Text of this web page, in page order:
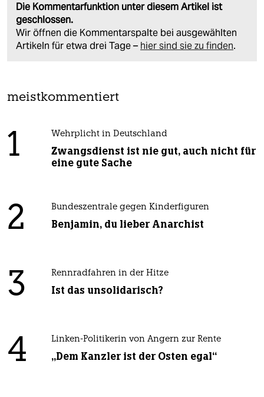
Die Kommentarfunktion unter diesem Artikel ist
geschlossen.
Wir öffnen die Kommentarspalte bei ausgewählten
Artikeln für etwa drei Tage – hier sind sie zu finden.
meistkommentiert
1 Wehrplicht in Deutschland
Zwangsdienst ist nie gut, auch nicht für
eine gute Sache
2 Bundeszentrale gegen Kinderfiguren
Benjamin, du lieber Anarchist
3 Rennradfahren in der Hitze
Ist das unsolidarisch?
4 Linken-Politikerin von Angern zur Rente
„Dem Kanzler ist der Osten egal“